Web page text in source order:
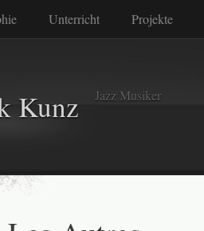
Unterricht Projekte
Kunz Jazz Musiker